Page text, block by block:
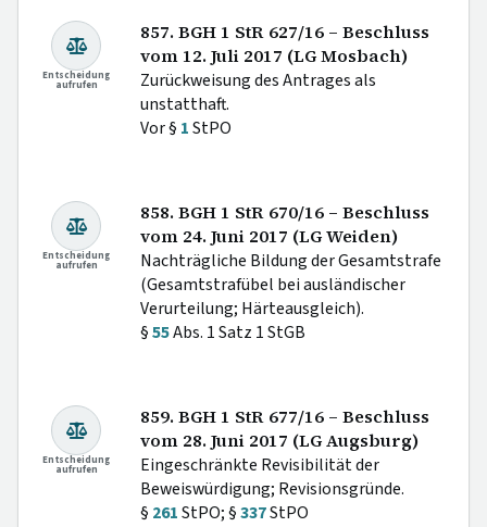
Entscheidung
aufrufen
857. BGH 1 StR 627/16 – Beschluss
vom 12. Juli 2017 (LG Mosbach)
Zurückweisung des Antrages als
unstatthaft.
Vor § 1StPO
Entscheidung
aufrufen
858. BGH 1 StR 670/16 – Beschluss
vom 24. Juni 2017 (LG Weiden)
Nachträgliche Bildung der Gesamtstrafe
(Gesamtstrafübel bei ausländischer
Verurteilung; Härteausgleich).
§55Abs. 1 Satz 1 StGB
Entscheidung
aufrufen
859. BGH 1 StR 677/16 – Beschluss
vom 28. Juni 2017 (LG Augsburg)
Eingeschränkte Revisibilität der
Beweiswürdigung; Revisionsgründe.
§ 261StPO; §337StPO